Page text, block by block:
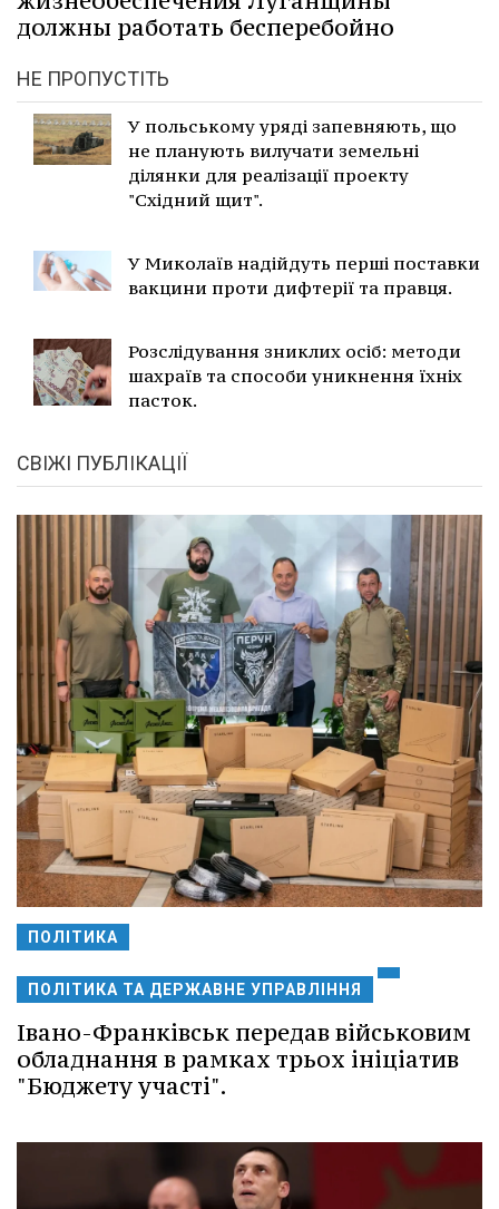
должны работать бесперебойно
НЕ ПРОПУСТІТЬ
У польському уряді запевняють, що
не планують вилучати земельні
ділянки для реалізації проекту
"Східний щит".
У Миколаїв надійдуть перші поставки
вакцини проти дифтерії та правця.
Розслідування зниклих осіб: методи
шахраїв та способи уникнення їхніх
пасток.
СВІЖІ ПУБЛІКАЦІЇ
ПОЛІТИКА
ПОЛІТИКА ТА ДЕРЖАВНЕ УПРАВЛІННЯ
Івано-Франківськ передав військовим
обладнання в рамках трьох ініціатив
"Бюджету участі".